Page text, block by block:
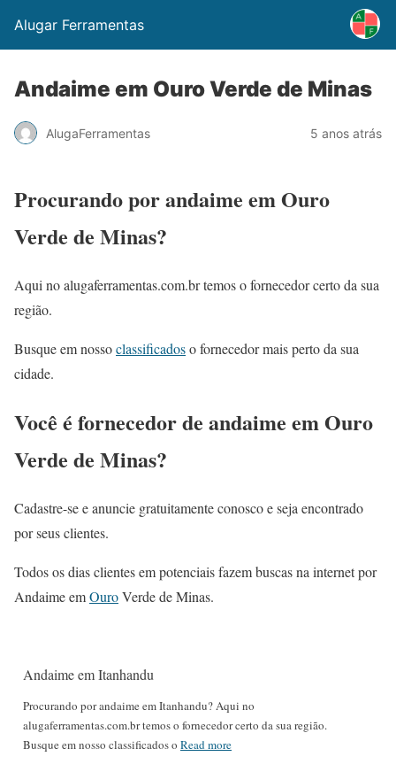
Alugar Ferramentas
Andaime em Ouro Verde de Minas
AlugaFerramentas 5 anos atrás
Procurando por andaime em Ouro
Verde de Minas?
Aqui no alugaferramentas.com.br temos o fornecedor certo da sua
região.
Busque em nossoclassificadoso fornecedor mais perto da sua
cidade.
Você é fornecedor de andaime em Ouro
Verde de Minas?
Cadastre-se e anuncie gratuitamente conosco e seja encontrado
por seus clientes.
Todos os dias clientes em potenciais fazem buscas na internet por
Andaime emOuroVerde de Minas.
Andaime em Itanhandu
Procurando por andaime em Itanhandu? Aqui no
alugaferramentas.com.br temos o fornecedor certo da sua região.
Busque em nosso classificados o Read more